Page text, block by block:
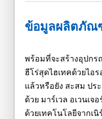
ข้อมูลผลิตภัณ
พร้อมที่จะสร้างอุปกร
ฮีโร่สุดไฮเทคด้วยไอ
แล้วหรือยัง สะสม ปร
ด้วย มาร์เวล อเวนเ
ด้วยเทคโนโลยีจากเนิ